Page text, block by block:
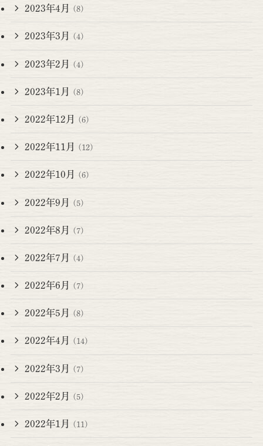
2023年4月 (8)
2023年3月 (4)
2023年2月 (4)
2023年1月 (8)
2022年12月 (6)
2022年11月 (12)
2022年10月 (6)
2022年9月 (5)
2022年8月 (7)
2022年7月 (4)
2022年6月 (7)
2022年5月 (8)
2022年4月 (14)
2022年3月 (7)
2022年2月 (5)
2022年1月 (11)